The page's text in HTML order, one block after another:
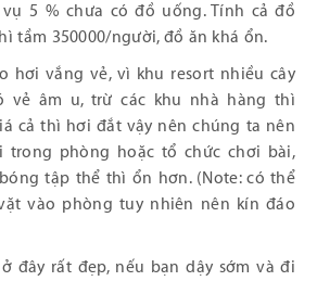
5 % chưa có đồ uống. Tính cả đồ
tầm 350000/người, đồ ăn khá ổn.
hơi vắng vẻ, vì khu resort nhiều cây
vẻ âm u, trừ các khu nhà hàng thì
cả thì hơi đắt vậy nên chúng ta nên
trong phòng hoặc tổ chức chơi bài,
tập thể thì ổn hơn. (Note: có thể
vào phòng tuy nhiên nên kín đáo
đây rất đẹp, nếu bạn dậy sớm và đi